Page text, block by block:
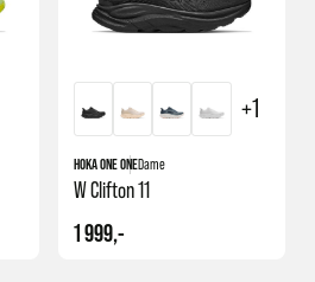
+1
HOKA ONE ONEDame
W Clifton 11
1 999,-